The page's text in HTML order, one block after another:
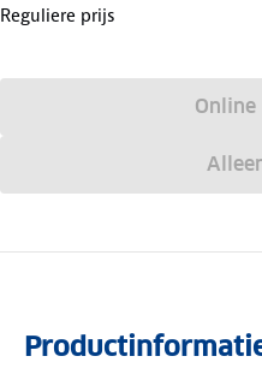
Reguliere prijs